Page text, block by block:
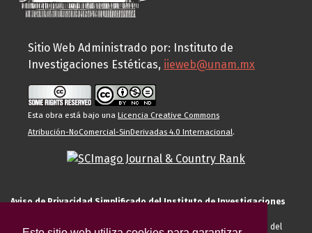
Sitio Web Administrado por: Instituto de
Investigaciones Estéticas, iieweb@unam.mx
Esta obra está bajo una Licencia Creative Commons
Atribución-NoComercial-SinDerivadas 4.0 Internacional.
Aviso de Privacidad Simplificado del Instituto de Investigaciones
El Instituto de Investigaciones Estéticas de la UNAM, es responsable del